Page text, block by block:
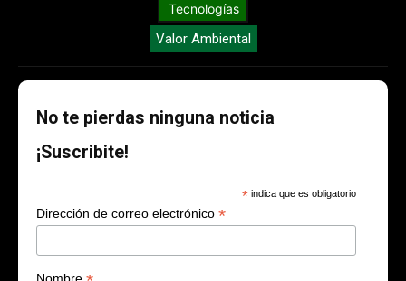
Tecnologías
Valor Ambiental
No te pierdas ninguna noticia
¡Suscribite!
* indica que es obligatorio
Dirección de correo electrónico *